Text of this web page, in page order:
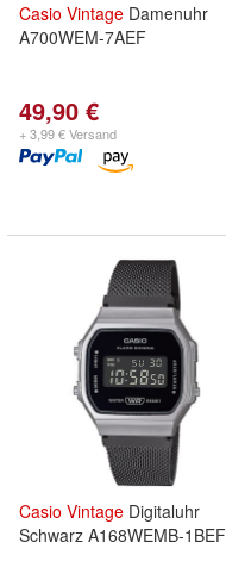
Casio Vintage Damenuhr
A700WEM-7AEF
49,90 €
+ 3,99 € Versand
Casio Vintage Digitaluhr
Schwarz A168WEMB-1BEF